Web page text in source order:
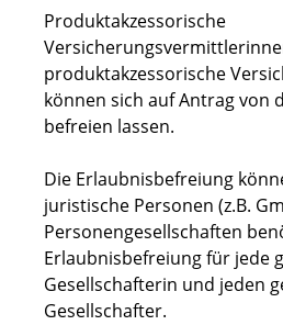
Produktakzessorische
produktakzessorische
können sich auf Antrag von
befreien lassen.
Die Erlaubnisbefreiung
juristische Personen (z.B.
Personengesellschaften
Erlaubnisbefreiung für jede
Gesellschafterin und jeden
Gesellschafter.